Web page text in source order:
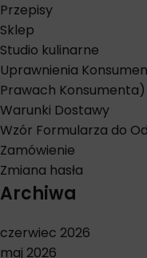
Przepisy
Sklep
Studio kulinarne
Uprawnienia
Prawach
Warunki Dostawy
Wzór Formularza do
Zamówienie
Zmiana hasła
Archiwa
czerwiec 2026
maj 2026